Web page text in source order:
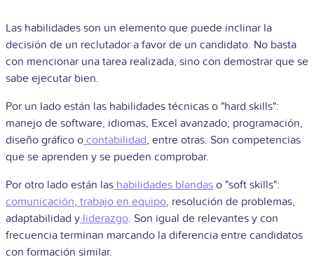
Las habilidades son un elemento que puede inclinar la
decisión de un reclutador a favor de un candidato. No basta
con mencionar una tarea realizada, sino con demostrar que se
sabe ejecutar bien.
Por un lado están las habilidades técnicas o "hard skills":
manejo de software, idiomas, Excel avanzado, programación,
diseño gráfico o contabilidad, entre otras. Son competencias
que se aprenden y se pueden comprobar.
Por otro lado están las habilidades blandas o "soft skills":
comunicación, trabajo en equipo, resolución de problemas,
adaptabilidad y liderazgo. Son igual de relevantes y con
frecuencia terminan marcando la diferencia entre candidatos
con formación similar.